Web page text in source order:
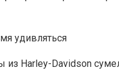
Harley-Davidson